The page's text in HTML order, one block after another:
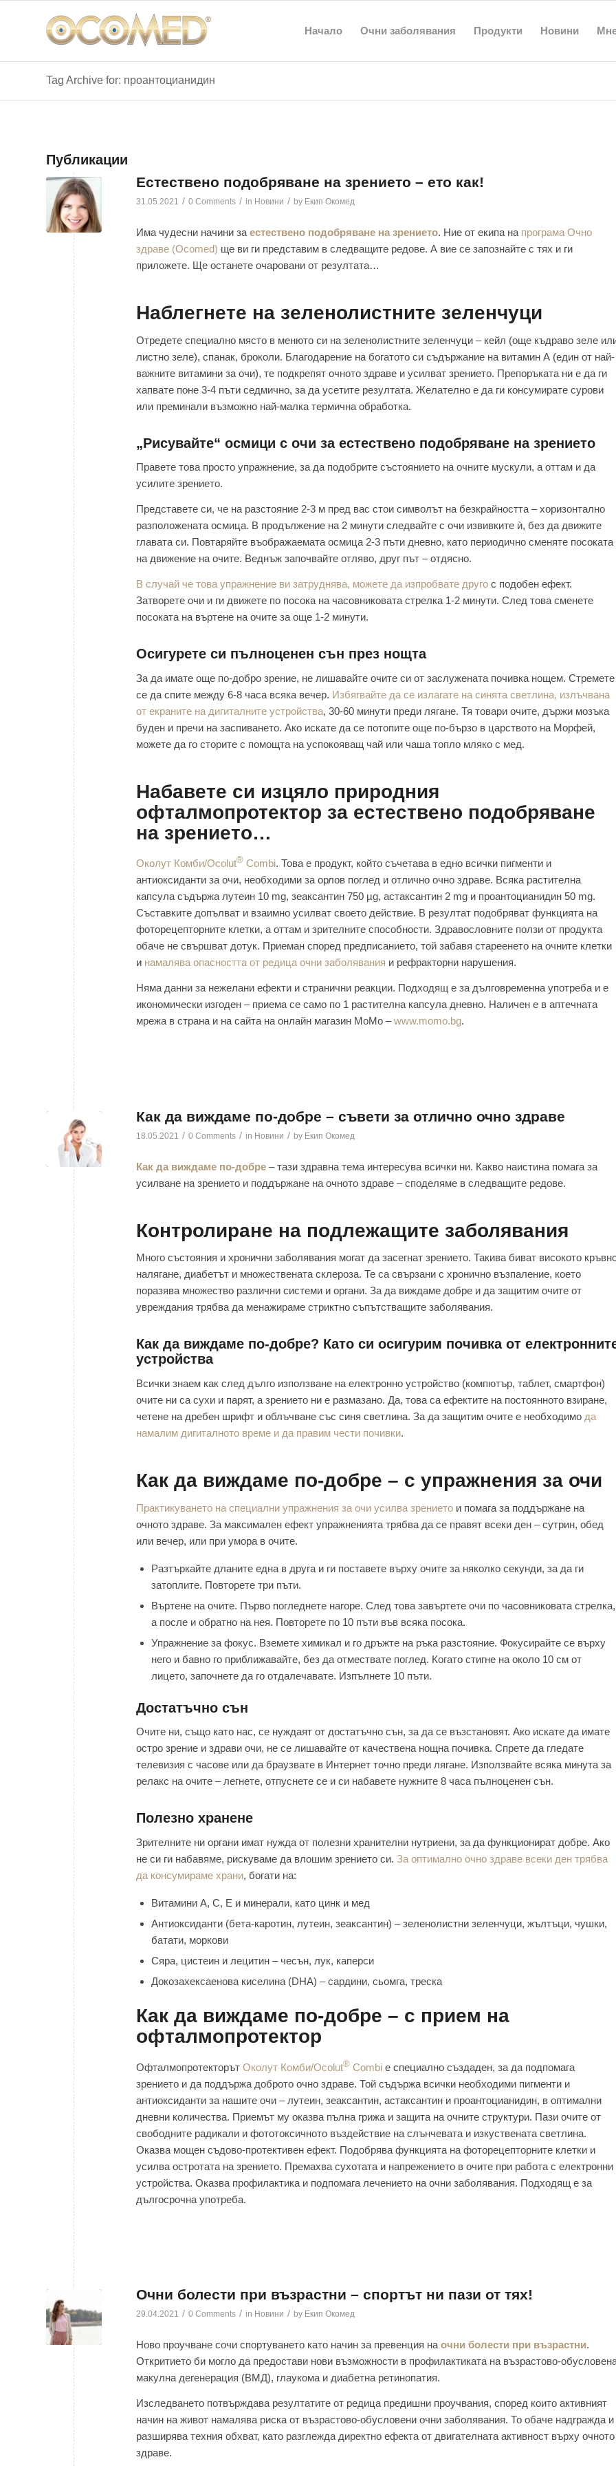
Начало Очни заболявания Продукти Новини
Tag Archive for: проантоцианидин
Публикации
Естествено подобряване на зрението – ето как!
31.05.2021 / 0 Comments / in Новини / by Екип Окомед
Има чудесни начини за естествено подобряване на зрението. Ние от екипа на програма Очно
здраве (Ocomed) ще ви ги представим в следващите редове. А вие се запознайте с тях и ги
приложете. Ще останете очаровани от резултата…
Наблегнете на зеленолистните зеленчуци
Отредете специално място в менюто си на зеленолистните зеленчуци – кейл (още къдраво зеле
листно зеле), спанак, броколи. Благодарение на богатото си съдържание на витамин А (един от най-
важните витамини за очи), те подкрепят очното здраве и усилват зрението. Препоръката ни е да ги
хапвате поне 3-4 пъти седмично, за да усетите резултата. Желателно е да ги консумирате сурови
или преминали възможно най-малка термична обработка.
„Рисувайте“ осмици с очи за естествено подобряване на зрението
Правете това просто упражнение, за да подобрите състоянието на очните мускули, а оттам и да
усилите зрението.
Представете си, че на разстояние 2-3 м пред вас стои символът на безкрайността – хоризонтално
разположената осмица. В продължение на 2 минути следвайте с очи извивките ѝ, без да движите
главата си. Повтаряйте въображаемата осмица 2-3 пъти дневно, като периодично сменяте посоката
на движение на очите. Веднъж започвайте отляво, друг път – отдясно.
В случай че това упражнение ви затруднява, можете да изпробвате друго с подобен ефект.
Затворете очи и ги движете по посока на часовниковата стрелка 1-2 минути. След това сменете
посоката на въртене на очите за още 1-2 минути.
Осигурете си пълноценен сън през нощта
За да имате още по-добро зрение, не лишавайте очите си от заслужената почивка нощем. Стремете
се да спите между 6-8 часа всяка вечер. Избягвайте да се излагате на синята светлина, излъчвана
от екраните на дигиталните устройства, 30-60 минути преди лягане. Тя товари очите, държи мозъка
буден и пречи на заспиването. Ако искате да се потопите още по-бързо в царството на Морфей,
можете да го сторите с помощта на успокояващ чай или чаша топло мляко с мед.
Набавете си изцяло природния
офталмопротектор за естествено подобряване
на зрението…
Околут Комби/Ocolut® Combi. Това е продукт, който съчетава в едно всички пигменти и
антиоксиданти за очи, необходими за орлов поглед и отлично очно здраве. Всяка растителна
капсула съдържа лутеин 10 mg, зеаксантин 750 µg, астаксантин 2 mg и проантоцианидин 50 mg.
Съставките допълват и взаимно усилват своето действие. В резултат подобряват функцията на
фоторецепторните клетки, а оттам и зрителните способности. Здравословните ползи от продукта
обаче не свършват дотук. Приеман според предписанието, той забавя стареенето на очните клетки
и намалява опасността от редица очни заболявания и рефракторни нарушения.
Няма данни за нежелани ефекти и странични реакции. Подходящ е за дълговременна употреба и е
икономически изгоден – приема се само по 1 растителна капсула дневно. Наличен е в аптечната
мрежа в страна и на сайта на онлайн магазин МоМо –www.momo.bg.
Как да виждаме по-добре – съвети за отлично очно здраве
18.05.2021 / 0 Comments / in Новини / by Екип Окомед
Как да виждаме по-добре – тази здравна тема интересува всички ни. Какво наистина помага за
усилване на зрението и поддържане на очното здраве – споделяме в следващите редове.
Контролиране на подлежащите заболявания
Много състояния и хронични заболявания могат да засегнат зрението. Такива биват високото
налягане, диабетът и множествената склероза. Те са свързани с хронично възпаление, което
поразява множество различни системи и органи. За да виждаме добре и да защитим очите от
увреждания трябва да менажираме стриктно съпътстващите заболявания.
Как да виждаме по-добре? Като си осигурим почивка от
устройства
Всички знаем как след дълго използване на електронно устройство (компютър, таблет, смартфон)
очите ни са сухи и парят, а зрението ни е размазано. Да, това са ефектите на постоянното взиране,
четене на дребен шрифт и облъчване със синя светлина. За да защитим очите е необходимо да
намалим дигиталното време и да правим чести почивки.
Как да виждаме по-добре – с упражнения за очи
Практикуването на специални упражнения за очи усилва зрението и помага за поддържане на
очното здраве. За максимален ефект упражненията трябва да се правят всеки ден – сутрин, обед
или вечер, или при умора в очите.
Разтъркайте дланите една в друга и ги поставете върху очите за няколко секунди, за да ги
затоплите. Повторете три пъти.
Въртене на очите. Първо погледнете нагоре. След това завъртете очи по часовниковата стрелка,
а после и обратно на нея. Повторете по 10 пъти във всяка посока.
Упражнение за фокус. Вземете химикал и го дръжте на ръка разстояние. Фокусирайте се върху
него и бавно го приближавайте, без да отмествате поглед. Когато стигне на около 10 см от
лицето, започнете да го отдалечавате. Изпълнете 10 пъти.
Достатъчно сън
Очите ни, също като нас, се нуждаят от достатъчно сън, за да се възстановят. Ако искате да имате
остро зрение и здрави очи, не се лишавайте от качествена нощна почивка. Спрете да гледате
телевизия с часове или да браузвате в Интернет точно преди лягане. Използвайте всяка минута за
релакс на очите – легнете, отпуснете се и си набавете нужните 8 часа пълноценен сън.
Полезно хранене
Зрителните ни органи имат нужда от полезни хранителни нутриени, за да функционират добре. Ако
не си ги набавяме, рискуваме да влошим зрението си. За оптимално очно здраве всеки ден трябва
да консумираме храни, богати на:
Витамини А, C, Е и минерали, като цинк и мед
Антиоксиданти (бета-каротин, лутеин, зеаксантин) – зеленолистни зеленчуци, жълтъци, чушки,
батати, моркови
Сяра, цистеин и лецитин – чесън, лук, каперси
Докозахексаенова киселина (DHA) – сардини, сьомга, треска
Как да виждаме по-добре – с прием на
офталмопротектор
Офталмопротекторът Околут Комби/Ocolut® Combi е специално създаден, за да подпомага
зрението и да поддържа доброто очно здраве. Той съдържа всички необходими пигменти и
антиоксиданти за нашите очи – лутеин, зеаксантин, астаксантин и проантоцианидин, в оптимални
дневни количества. Приемът му оказва пълна грижа и защита на очните структури. Пази очите от
свободните радикали и фототоксичното въздействие на слънчевата и изкуствената светлина.
Оказва мощен съдово-протективен ефект. Подобрява функцията на фоторецепторните клетки и
усилва остротата на зрението. Премахва сухотата и напрежението в очите при работа с електронни
устройства. Оказва профилактика и подпомага лечението на очни заболявания. Подходящ е за
дългосрочна употреба.
Очни болести при възрастни – спортът ни пази от тях!
29.04.2021 / 0 Comments / in Новини / by Екип Окомед
Ново проучване сочи спортуването като начин за превенция на очни болести при възрастни.
Откритието би могло да предостави нови възможности в профилактиката на възрастово-
макулна дегенерация (ВМД), глаукома и диабетна ретинопатия.
Изследването потвърждава резултатите от редица предишни проучвания, според които активният
начин на живот намалява риска от възрастово-обусловени очни заболявания. То обаче надгражда и
разширява техния обхват, като разглежда директно ефекта от двигателната активност върху очното
здраве.